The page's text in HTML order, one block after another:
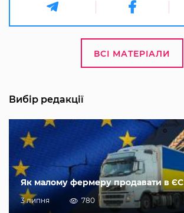
ВСІ МАТЕРІАЛИ
Вибір редакції
Як малому фермеру продавати в ЄС
3 липня 780